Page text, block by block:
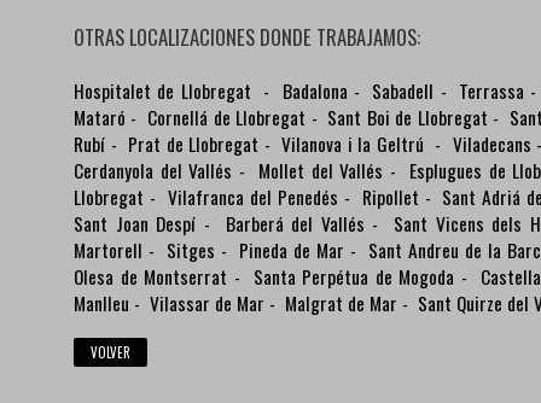
OTRAS LOCALIZACIONES DONDE TRABAJAMOS:
Hospitalet de Llobregat - Badalona - Sabadell - Terrassa
Mataró - Cornellá de Llobregat - Sant Boi de Llobregat -
Rubí - Prat de Llobregat -Vilanova i la Geltrú - Viladecans
Cerdanyola del Vallés - Mollet del Vallés - Esplugues de
Llobregat - Vilafranca del Penedés - Ripollet - Sant Adriá
Sant Joan Despí - Barberá del Vallés - Sant Vicens dels
Martorell - Sitges - Pineda de Mar - Sant Andreu de la
Olesa de Montserrat - Santa Perpétua de Mogoda -
Manlleu - Vilassar de Mar - Malgrat de Mar - Sant Quirze del
VOLVER